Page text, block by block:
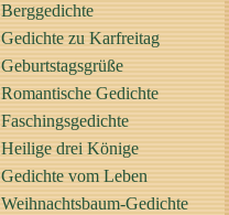
Berggedichte
Gedichte zu Karfreitag
Geburtstagsgrüße
Romantische Gedichte
Faschingsgedichte
Heilige drei Könige
Gedichte vom Leben
Weihnachtsbaum-Gedichte